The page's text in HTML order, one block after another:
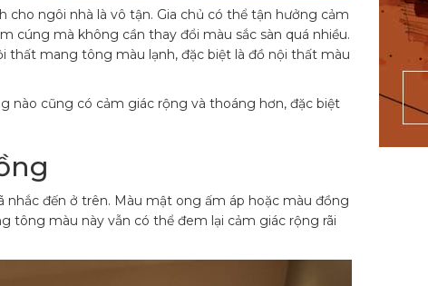
ngôi nhà là vô tận. Gia chủ có thể tận hưởng cảm
cúng mà không cần thay đổi màu sắc sàn quá nhiều.
thất mang tông màu lạnh, đặc biệt là đồ nội thất màu
nào cũng có cảm giác rộng và thoáng hơn, đặc biệt
đến ở trên. Màu mật ong ấm áp hoặc màu đồng
tông màu này vẫn có thể đem lại cảm giác rộng rãi